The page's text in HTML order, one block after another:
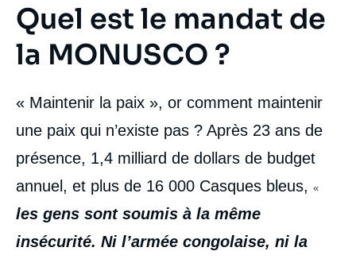
Quel est le mandat de
la MONUSCO ?
« Maintenir la paix », or comment maintenir
une paix qui n’existe pas ? Après 23 ans de
présence, 1,4 milliard de dollars de budget
annuel, et plus de 16 000 Casques bleus, «
les gens sont soumis à la même
insécurité. Ni l’armée congolaise, ni la